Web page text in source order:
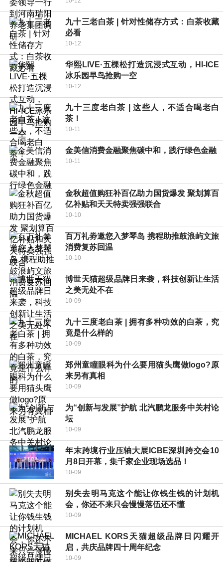
九十三老白茶 | 针对性储存方式：白茶收藏
必看
10-12
华熙LIVE·五棵松打造沉浸式互动，HI-ICE
冰乐园早鸟抢购一空
10-12
九十三度老白茶 | 这些人，不适合喝老白
茶！
10-11
金美信消费金融聚焦碳中和，践行绿色金融
10-11
金秋超值购狂补百亿助力国货爆发 聚划算百
亿补贴和天天特卖强强联合
10-10
百万礼劵邀您入梦琴岛 携程助推鼓浪屿文旅
消费复苏回温
10-10
博世天猫超级品牌日来袭，科技创新让生活
之美无处不在
10-09
九十三度老白茶 | 拥有多种功效的白茶，究
竟是什么样的
10-09
郑州童瞳眼科为什么要用猫头鹰做logo?原
来另有真相
10-09
为“创新与发展”护航 北汽鹏龙服务中关村论
坛
10-09
年末跨境行业压轴大展ICBE深圳跨交会10
月8日开幕，集千家企业现场选品！
10-09
别失去明马克这个能让你钱生钱的计划机
会，你还不来只会慢慢落伍还不懂
10-09
MICHAEL KORS天猫超级品牌日闪耀开
启，共庆品牌四十周年纪念
10-09